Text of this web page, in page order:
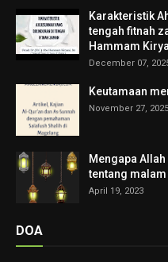
Karakteristik
tengah fitnah
Hammam
December 07,
Keutamaan
November 27, 2025
Mengapa
tentang
April 19, 2023
DOA